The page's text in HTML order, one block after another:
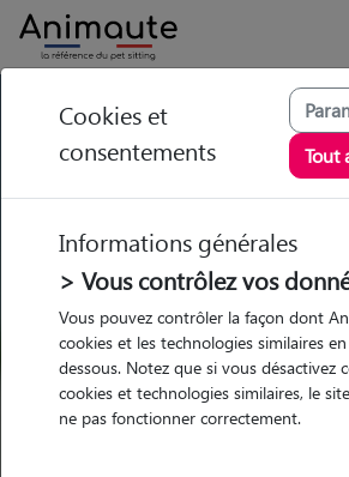
GARDE ANIMAUX à Font-Romeu-
chat en famille ou à domicile,
Trouvez une garde
Font-Romeu-Odeillo-
Parmi nos 2 pet-sitters à
Romeu-Odeillo-Via
Cookies et
consentements
Tout
Informations générales
> Vous contrôlez vos
Vous pouvez contrôler la façon dont
cookies et les technologies similaires
dessous. Notez que si vous désactivez
cookies et technologies similaires, le
ne pas fonctionner correctement.